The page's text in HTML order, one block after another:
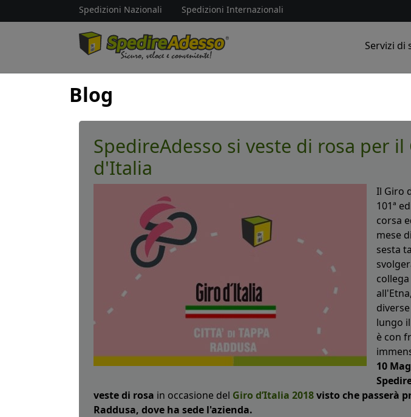
Spedizioni Nazionali Spedizioni Internazionali
Servizi di
Blog
SpedireAdesso si veste di rosa per il
d'Italia
Il Giro
101ª
corsa
mese
sesta
lungo
è con
10
veste di rosa in occasione del Giro d’Italia 2018visto che passerà
Raddusa, dove ha sede l'azienda.